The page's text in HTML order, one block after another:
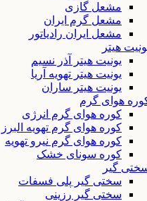
مشعل گازی
مشعل گرم ایران
مشعل ایران رادیاتور
هیتر
یونیت هیتر آذر نسیم
یونیت هیتر تهویه آریا
یونیت هیتر ساران
هوای گرم
کوره هوای گرم انرژی
کوره هوای گرم تهویه البرز
کوره هوای گرم نیرو تهویه
کوره سونای خشک
گیر
سختی گیر پلی فسفات
سختی گیر رزینی